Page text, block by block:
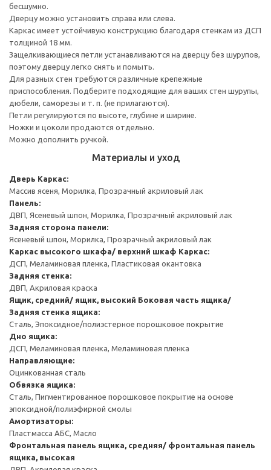
бесшумно.
Дверцу можно установить справа или слева.
Каркас имеет устойчивую конструкцию благодаря стенкам из ДСП
толщиной 18 мм.
Защелкивающиеся петли устанавливаются на дверцу без шурупов,
поэтому дверцу легко снять и помыть.
Для разных стен требуются различные крепежные
приспособления. Подберите подходящие для ваших стен шурупы,
дюбели, саморезы и т. п. (не прилагаются).
Петли регулируются по высоте, глубине и ширине.
Ножки и цоколи продаются отдельно.
Можно дополнить ручкой.
Материалы и уход
Дверь Каркас:
Массив ясеня, Морилка, Прозрачный акриловый лак
Панель:
ДВП, Ясеневый шпон, Морилка, Прозрачный акриловый лак
Задняя сторона панели:
Ясеневый шпон, Морилка, Прозрачный акриловый лак
Каркас высокого шкафа/ верхний шкаф Каркас:
ДСП, Меламиновая пленка, Пластиковая окантовка
Задняя стенка:
ДВП, Акриловая краска
Ящик, средний/ ящик, высокий Боковая часть ящика/
Задняя стенка ящика:
Сталь, Эпоксидное/полиэстерное порошковое покрытие
Дно ящика:
ДСП, Меламиновая пленка, Меламиновая пленка
Направляющие:
Оцинкованная сталь
Обвязка ящика:
Сталь, Пигментированное порошковое покрытие на основе
эпоксидной/полиэфирной смолы
Амортизаторы:
Пластмасса АБС, Масло
Фронтальная панель ящика, средняя/ фронтальная панель
ящика, высокая